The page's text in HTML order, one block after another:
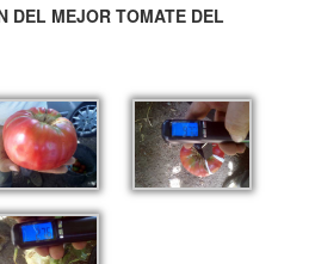
DEL MEJOR TOMATE DEL